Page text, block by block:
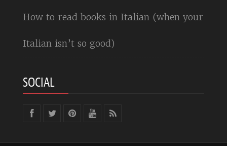
How to read books in Italian (when your
Italian isn’t so good)
SOCIAL